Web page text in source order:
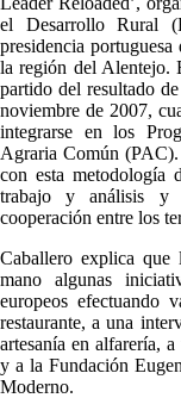
el Desarrollo Rural
presidencia
la región del Alentejo.
partido del resultado
noviembre de 2007,
integrarse en los
Agraria Común
con esta metodología
trabajo y análisis y
cooperación entre los
Caballero explica que
mano algunas
europeos efectuando
restaurante, a una
artesanía en alfarería,
y a la Fundación
Moderno.